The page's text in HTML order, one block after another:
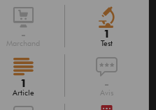
-
Marchand
1
Test
1
Article
-
Avis